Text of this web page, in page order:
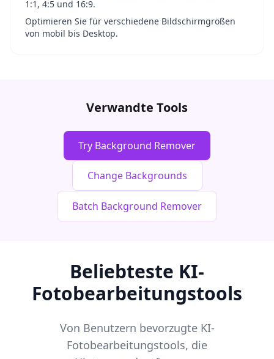
1:1, 4:5 und 16:9.
Optimieren Sie für verschiedene Bildschirmgrößen
von mobil bis Desktop.
Verwandte Tools
Try Background Remover
Change Backgrounds
Batch Background Remover
Beliebteste KI-
Fotobearbeitungstools
Von Benutzern bevorzugte KI-
Fotobearbeitungstools, die